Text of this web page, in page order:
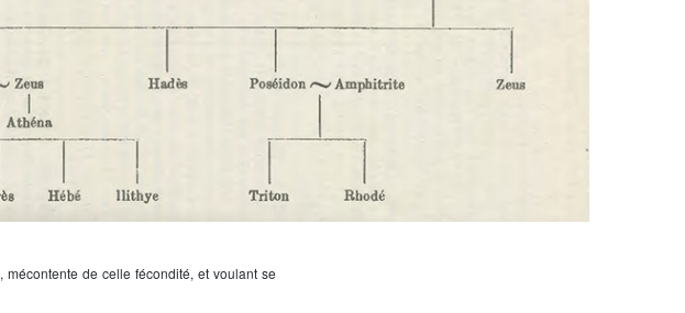
, mécontente de celle fécondité, et voulant se